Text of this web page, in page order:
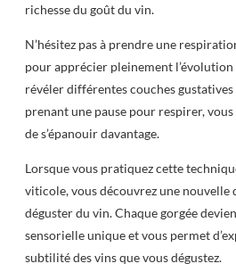
richesse du goût du vin.
N’hésitez pas à prendre une
pour apprécier pleinement l’évolution
révéler différentes couches gustatives
prenant une pause pour respirer,
de s’épanouir davantage.
Lorsque vous pratiquez cette
viticole, vous découvrez une nouvelle
déguster du vin. Chaque gorgée
sensorielle unique et vous permet
subtilité des vins que vous dégustez.